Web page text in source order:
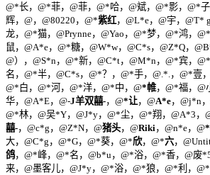
@*长，@*菲，@菲，@*哈，@斌，@*影，@*
辉，@，@80220，@*紫红，@L*e，@宇，@T*
龙，@*猫，@Prynne，@Yao，@*梦，@*鸿，
鼠，@A*e，@*糖，@W*w，@C*s，@Z*Q，
@），@S*n，@*新，@C*t，@M*n，@*宾，
名，@*半，@C*s，@*？，@*手，@.*.，@*壹
@*白，@*河，@*洋，@*中，@*帷，@*福，
华，@A*E，@-J羊双囍-，@*让，@A*e，@j*n
@*林，@吴*Y，@J*y，@*尘，@*翔，@A*3，
囍-，@c*g，@Z*N，@猪头，@Riki ，@n*e，@
大，@C*g，@*G，@*葵，@*欣，@*六，
鸽，@*峰，@*名，@b*u，@*浴，@*香，@废
来，@墨客儿，@J*y，@*浴，@*狼，@*利，